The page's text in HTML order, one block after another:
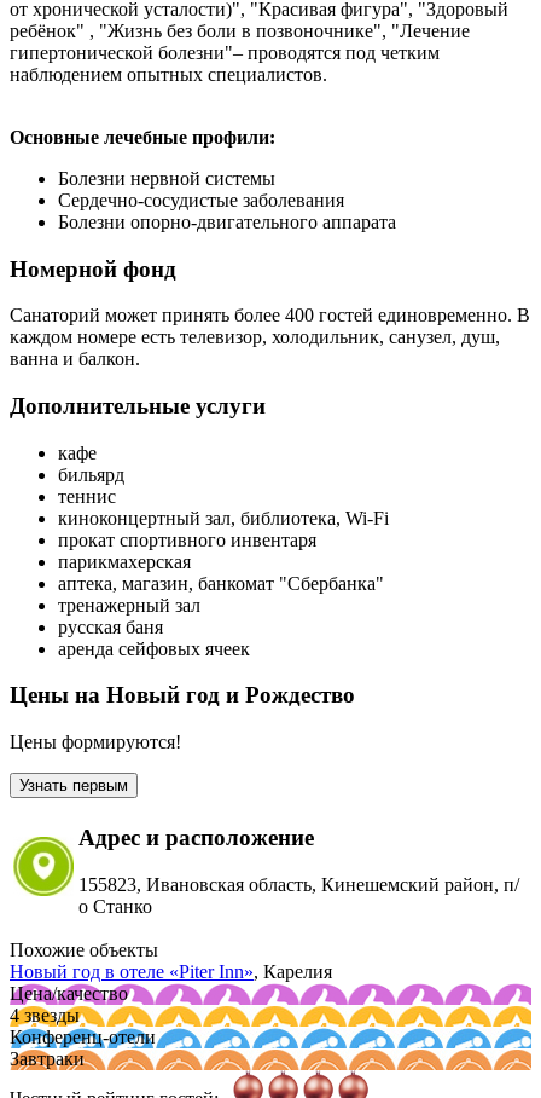
от хронической усталости)", "Красивая фигура", "Здоровый
ребёнок" , "Жизнь без боли в позвоночнике", "Лечение
гипертонической болезни"– проводятся под четким
наблюдением опытных специалистов.
Основные лечебные профили:
Болезни нервной системы
Сердечно-сосудистые заболевания
Болезни опорно-двигательного аппарата
Номерной фонд
Санаторий может принять более 400 гостей единовременно. В
каждом номере есть телевизор, холодильник, санузел, душ,
ванна и балкон.
Дополнительные услуги
кафе
бильярд
теннис
киноконцертный зал, библиотека, Wi-Fi
прокат спортивного инвентаря
парикмахерская
аптека, магазин, банкомат "Сбербанка"
тренажерный зал
русская баня
аренда сейфовых ячеек
Цены на Новый год и Рождество
Цены формируются!
Узнать первым
Адрес и расположение
155823, Ивановская область, Кинешемский район, п/
о Станко
Похожие объекты
Новый год в отеле «Piter Inn», Карелия
Цена/качество
4 звезды
Конференц-отели
Завтраки